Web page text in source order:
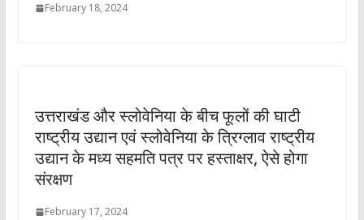
February 18, 2024
उत्तराखंड और स्लोवेनिया के बीच फूलों की घाटी
राष्ट्रीय उद्यान एवं स्लोवेनिया के त्रिग्लाव राष्ट्रीय
उद्यान के मध्य सहमति पत्र पर हस्ताक्षर, ऐसे होगा
संरक्षण
February 17, 2024